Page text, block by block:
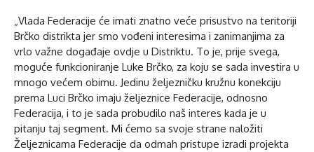
„Vlada Federacije će imati znatno veće prisustvo na teritoriji
Brčko distrikta jer smo vođeni interesima i zanimanjima za
vrlo važne događaje ovdje u Distriktu. To je, prije svega,
moguće funkcioniranje Luke Brčko, za koju se sada investira u
mnogo većem obimu. Jedinu željezničku kružnu konekciju
prema Luci Brčko imaju željeznice Federacije, odnosno
Federacija, i to je sada probudilo naš interes kada je u
pitanju taj segment. Mi ćemo sa svoje strane naložiti
Željeznicama Federacije da odmah pristupe izradi projekta